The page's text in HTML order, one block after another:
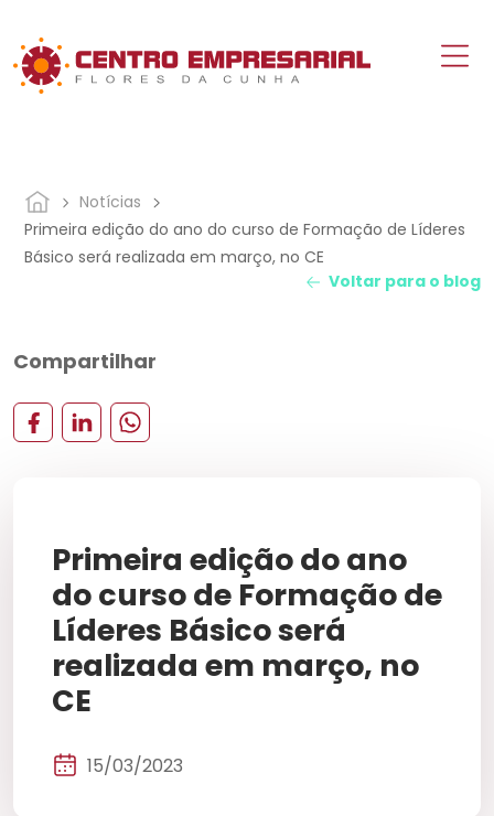
Notícias
Primeira edição do ano do curso de Formação de Líderes
Básico será realizada em março, no CE
Voltar para o blog
Compartilhar
Primeira edição do ano
do curso de Formação de
Líderes Básico será
realizada em março, no
CE
15/03/2023